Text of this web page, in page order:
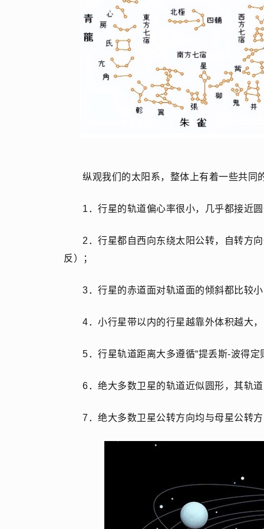
纵观我们的太阳系，整体上有着一些共同
1．行星的轨道偏心率很小，几乎都接近
2．行星都自西向东绕太阳公转，自转方
反）；
3．行星的赤道面对轨道面的倾斜都比较
4．小行星带以内的行星越靠外体积越大
5．行星轨道距离大多遵循“提丢斯-波得定
6．绝大多数卫星的轨道近似圆形，其轨
7．绝大多数卫星公转方向均与母星公转